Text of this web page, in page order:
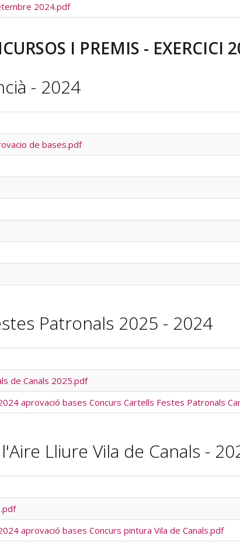
2024.pdf
I PREMIS - EXERCICI
- 2024
de bases.pdf
Patronals 2025 - 2024
de Canals 2025.pdf
aprovació bases Concurs Cartells Festes Patronals
Lliure Vila de Canals -
aprovació bases Concurs pintura Vila de Canals.pdf